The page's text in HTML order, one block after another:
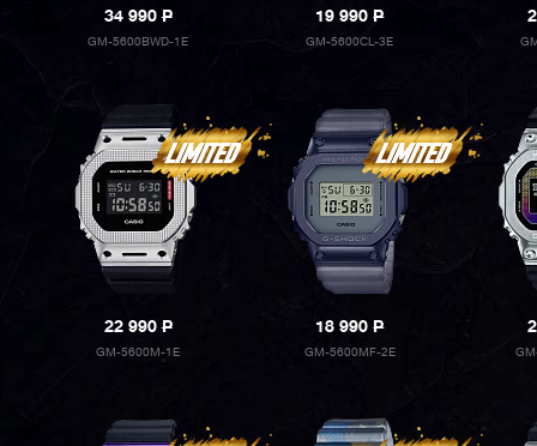
34 990P
GM-5600BWD-1E
19 990P
GM-5600CL-3E
22 990P
GM-5600M-1E
18 990P
GM-5600MF-2E